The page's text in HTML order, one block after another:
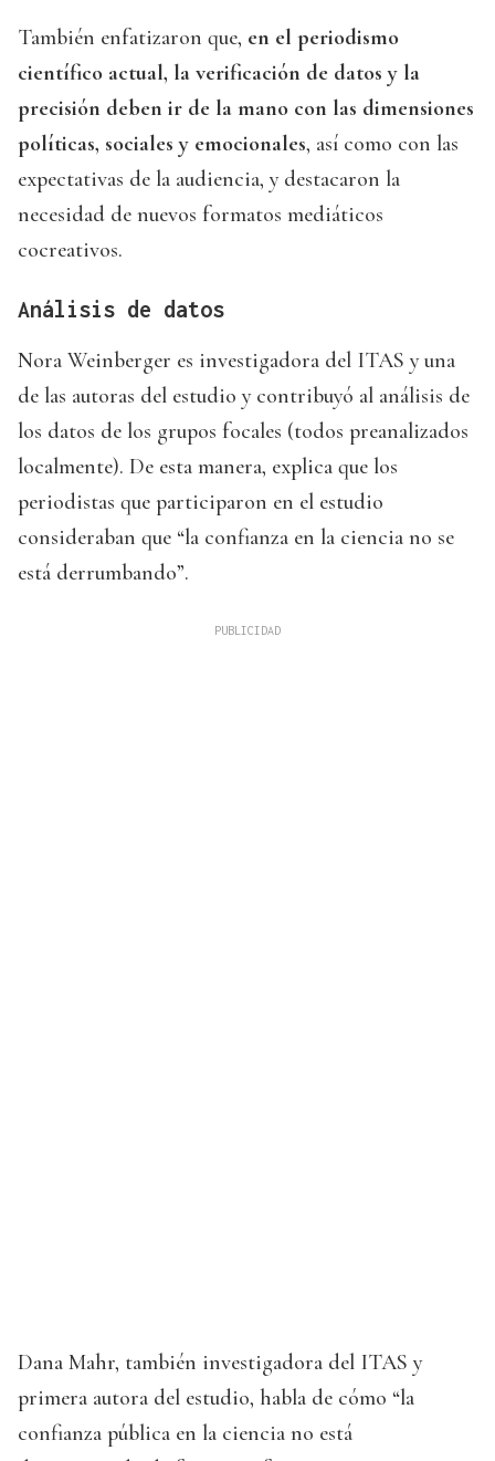
También enfatizaron que, en el periodismo
científico actual, la verificación de datos y la
precisión deben ir de la mano con las dimensiones
políticas, sociales y emocionales, así como con las
expectativas de la audiencia, y destacaron la
necesidad de nuevos formatos mediáticos
cocreativos.
Análisis de datos
Nora Weinberger es investigadora del ITAS y una
de las autoras del estudio y contribuyó al análisis de
los datos de los grupos focales (todos preanalizados
localmente). De esta manera, explica que los
periodistas que participaron en el estudio
consideraban que “la confianza en la ciencia no se
está derrumbando”.
Dana Mahr, también investigadora del ITAS y
primera autora del estudio, habla de cómo “la
confianza pública en la ciencia no está